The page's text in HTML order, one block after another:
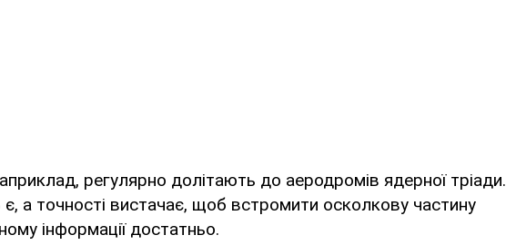
регулярно долітають до аеродромів ядерної тріади.
а точності вистачає, щоб встромити осколкову частину
інформації достатньо.